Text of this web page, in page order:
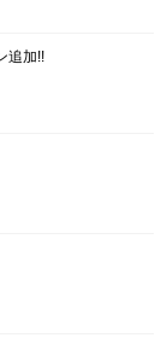
追加!!